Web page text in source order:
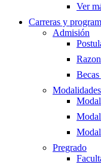
Ver
Carreras y
Admisión
Pregrado